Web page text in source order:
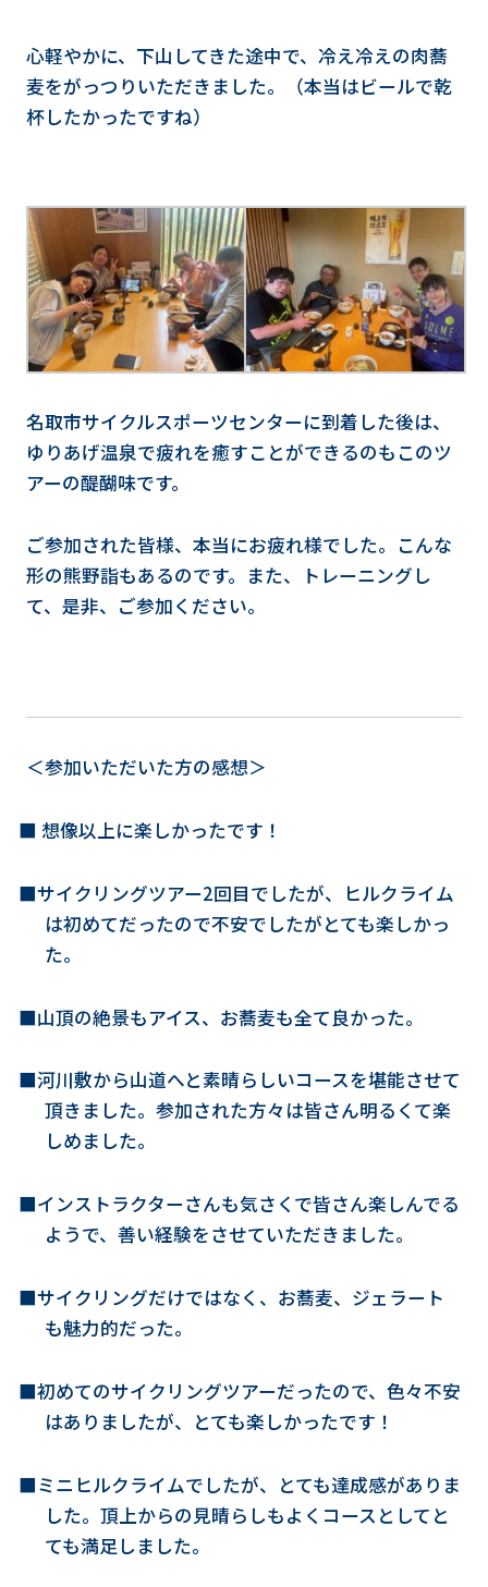
心軽やかに、下山してきた途中で、冷え冷えの肉蕎
麦をがっつりいただきました。（本当はビールで乾
杯したかったですね）
名取市サイクルスポーツセンターに到着した後は、
ゆりあげ温泉で疲れを癒すことができるのもこのツ
アーの醍醐味です。
ご参加された皆様、本当にお疲れ様でした。こんな
形の熊野詣もあるのです。また、トレーニングし
て、是非、ご参加ください。
＜参加いただいた方の感想＞
■ 想像以上に楽しかったです！
■サイクリングツアー2回目でしたが、ヒルクライム
は初めてだったので不安でしたがとても楽しかっ
た。
■山頂の絶景もアイス、お蕎麦も全て良かった。
■河川敷から山道へと素晴らしいコースを堪能させて
頂きました。参加された方々は皆さん明るくて楽
しめました。
■インストラクターさんも気さくで皆さん楽しんでる
ようで、善い経験をさせていただきました。
■サイクリングだけではなく、お蕎麦、ジェラート
も魅力的だった。
■初めてのサイクリングツアーだったので、色々不安
はありましたが、とても楽しかったです！
■ミニヒルクライムでしたが、とても達成感がありま
した。頂上からの見晴らしもよくコースとしてと
ても満足しました。